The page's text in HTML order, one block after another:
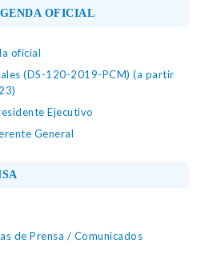
OFICIAL
oficial
(DS-120-2019-PCM) (a partir
Ejecutivo
General
de Prensa / Comunicados